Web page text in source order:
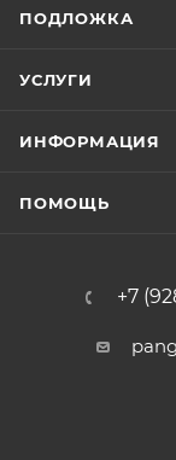
ПОДЛОЖКА
УСЛУГИ
ИНФОРМАЦИЯ
ПОМОЩЬ
+7